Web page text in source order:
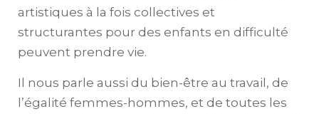
artistiques à la fois collectives et
structurantes pour des enfants en difficulté
peuvent prendre vie.
Il nous parle aussi du bien-être au travail, de
l’égalité femmes-hommes, et de toutes les